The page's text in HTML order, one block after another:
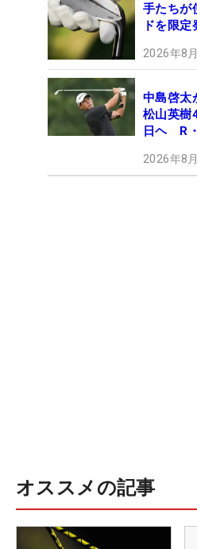
手たちが
ドを限定
2026年8
中島啓
松山英樹
日ヘ R
2026年8
オススメの記事